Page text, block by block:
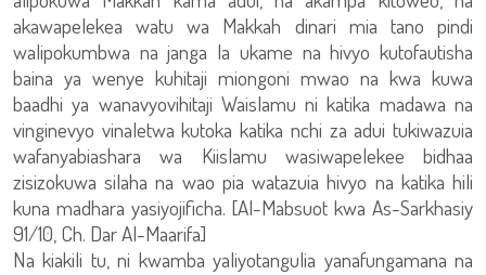
akawapelekea watu wa Makkah dinari mia tano pindi
walipokumbwa na janga la ukame na hivyo kutofautisha
baina ya wenye kuhitaji miongoni mwao na kwa kuwa
baadhi ya wanavyovihitaji Waislamu ni katika madawa na
vinginevyo vinaletwa kutoka katika nchi za adui tukiwazuia
wafanyabiashara wa Kiislamu wasiwapelekee bidhaa
zisizokuwa silaha na wao pia watazuia hivyo na katika hili
kuna madhara yasiyojificha. [Al-Mabsuot kwa As-Sarkhasiy
91/10, Ch. Dar Al-Maarifa]
Na kiakili tu, ni kwamba yaliyotangulia yanafungamana na